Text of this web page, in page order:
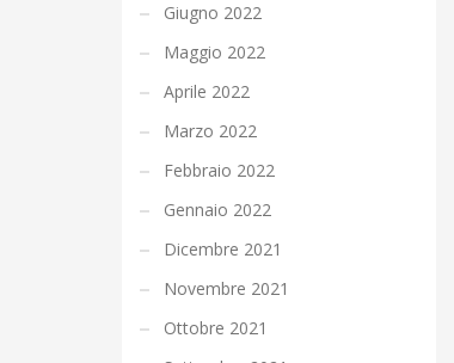
Giugno 2022
Maggio 2022
Aprile 2022
Marzo 2022
Febbraio 2022
Gennaio 2022
Dicembre 2021
Novembre 2021
Ottobre 2021